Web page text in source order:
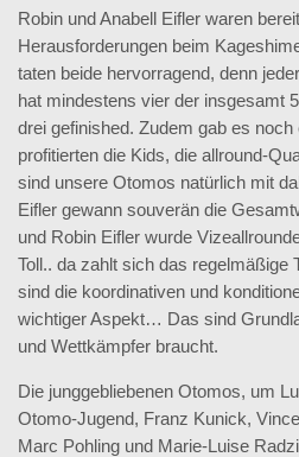
Robin und Anabell Eifler waren
Herausforderungen beim
taten beide hervorragend, denn
hat mindestens vier der insgesamt
drei gefinished. Zudem gab es
profitierten die Kids, die allround-
sind unsere Otomos natürlich mit
Eifler gewann souverän die
und Robin Eifler wurde
Toll.. da zahlt sich das regelmäßige
sind die koordinativen und
wichtiger Aspekt… Das sind
und Wettkämpfer braucht.
Die junggebliebenen Otomos, um
Otomo-Jugend, Franz Kunick,
Marc Pohling und Marie-Luise